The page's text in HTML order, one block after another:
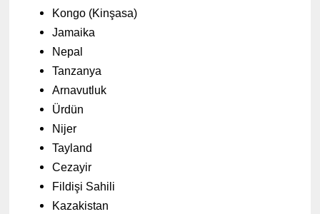
Kongo (Kinşasa)
Jamaika
Nepal
Tanzanya
Arnavutluk
Ürdün
Nijer
Tayland
Cezayir
Fildişi Sahili
Kazakistan